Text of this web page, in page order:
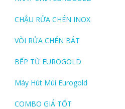
CHẬU RỬA CHÉN INOX
VÒI RỬA CHÉN BÁT
BẾP TỪ EUROGOLD
Máy Hút Múi Eurogold
COMBO GIÁ TỐT